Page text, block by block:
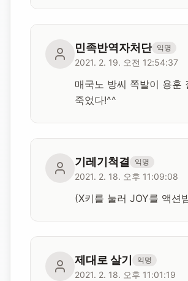
민족반역자처단 익명
2021. 2. 19. 오전 12:54:37
매국노 방씨 쪽발이 용훈
죽었다!^^
기레기척결 익명
2021. 2. 18. 오후 11:09:08
(X키를 눌러 JOY를 액션
제대로 살기 익명
2021. 2. 18. 오후 11:01:19